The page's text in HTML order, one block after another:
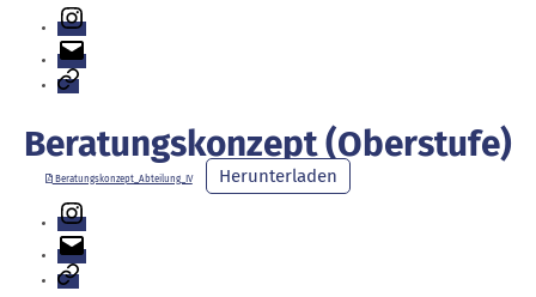
Instagram
E-
Mail
Login
Beratungskonzept (Oberstufe)
Beratungskonzept_Abteilung_IV Herunterladen
Instagram
E-
Mail
Login